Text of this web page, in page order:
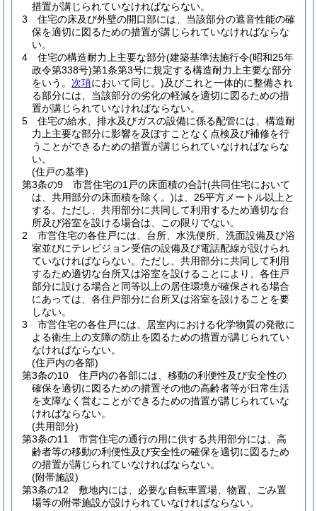
措置が講じられていなければならない。
3
住宅の床及び外壁の開口部には、当該部分の遮音性能の確
保を適切に図るための措置が講じられていなければならな
い。
4
住宅の構造耐力上主要な部分(建築基準法施行令(昭和25年
政令第338号)第1条第3号に規定する構造耐力上主要な部分
をいう。 次項において同じ。)及びこれと一体的に整備され
る部分には、当該部分の劣化の軽減を適切に図るための措
置が講じられていなければならない。
5
住宅の給水、排水及びガスの設備に係る配管には、構造耐
力上主要な部分に影響を及ぼすことなく点検及び補修を行
うことができるための措置が講じられていなければならな
い。
(住戸の基準)
第3条の9
市営住宅の1戸の床面積の合計(共同住宅において
は、共用部分の床面積を除く。)は、25平方メートル以上と
する。 ただし、共用部分に共同して利用するため適切な台
所及び浴室を設ける場合は、この限りでない。
2
市営住宅の各住戸には、台所、水洗便所、洗面設備及び浴
室並びにテレビジョン受信の設備及び電話配線が設けられ
ていなければならない。 ただし、共用部分に共同して利用
するため適切な台所又は浴室を設けることにより、各住戸
部分に設ける場合と同等以上の居住環境が確保される場合
にあっては、各住戸部分に台所又は浴室を設けることを要
しない。
3
市営住宅の各住戸には、居室内における化学物質の発散に
よる衛生上の支障の防止を図るための措置が講じられてい
なければならない。
(住戸内の各部)
第3条の10
住戸内の各部には、移動の利便性及び安全性の
確保を適切に図るための措置その他の高齢者等が日常生活
を支障なく営むことができるための措置が講じられていな
ければならない。
(共用部分)
第3条の11
市営住宅の通行の用に供する共用部分には、高
齢者等の移動の利便性及び安全性の確保を適切に図るため
の措置が講じられていなければならない。
(附帯施設)
第3条の12
敷地内には、必要な自転車置場、物置、ごみ置
場等の附帯施設が設けられていなければならない。